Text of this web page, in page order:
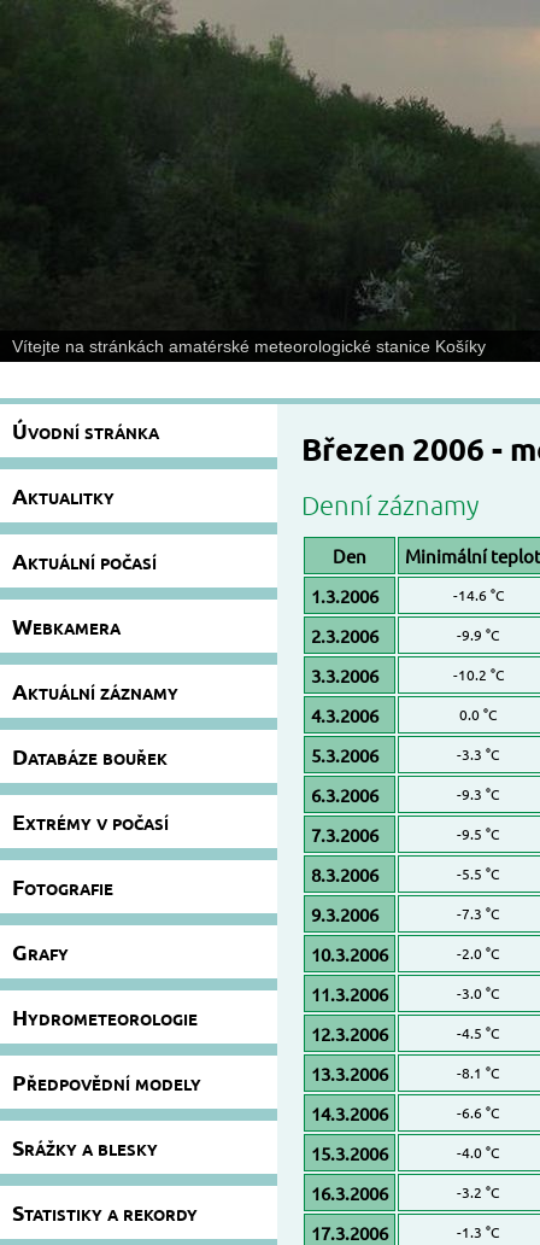
Vítejte na stránkách amatérské meteorologické stanice Košíky
Úvodní stránka
Aktualitky
Aktuální počasí
Webkamera
Aktuální záznamy
Databáze bouřek
Extrémy v počasí
Fotografie
Grafy
Hydrometeorologie
Předpovědní modely
Srážky a blesky
Statistiky a rekordy
Březen 2006 -
Denní záznamy
Den
Minimální
1.3.2006
-14.6 °C
2.3.2006 -9.9 °C
3.3.2006 -10.2 °C
4.3.2006 0.0 °C
5.3.2006 -3.3 °C
6.3.2006 -9.3 °C
7.3.2006 -9.5 °C
8.3.2006 -5.5 °C
9.3.2006 -7.3 °C
10.3.2006 -2.0 °C
11.3.2006 -3.0 °C
12.3.2006 -4.5 °C
13.3.2006 -8.1 °C
14.3.2006 -6.6 °C
15.3.2006 -4.0 °C
16.3.2006 -3.2 °C
17.3.2006 -1.3 °C